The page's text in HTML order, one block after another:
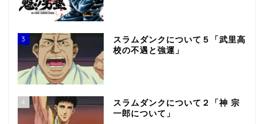
3
スラムダンクについて５「武里高
校の不遇と強運」
4
スラムダンクについて２「神 宗
一郎について」